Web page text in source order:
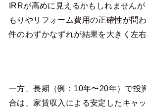
IRRが高めに見えるかもしれません
もりやリフォーム費用の正確性が問
件のわずかなずれが結果を大きく左
一方、長期（例：10年〜20年）で投
合は、家賃収入による安定したキャ